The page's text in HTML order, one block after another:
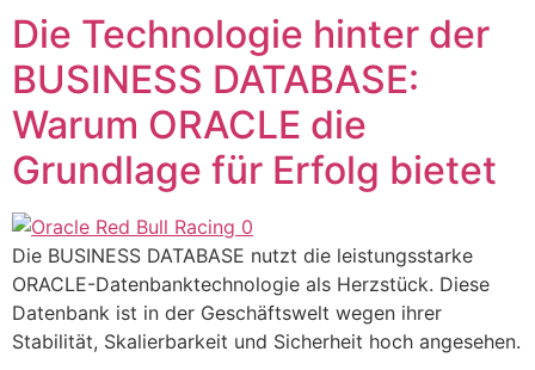
Die Technologie hinter der
BUSINESS DATABASE:
Warum ORACLE die
Grundlage für Erfolg bietet
Die BUSINESS DATABASE nutzt die leistungsstarke
ORACLE-Datenbanktechnologie als Herzstück. Diese
Datenbank ist in der Geschäftswelt wegen ihrer
Stabilität, Skalierbarkeit und Sicherheit hoch angesehen.